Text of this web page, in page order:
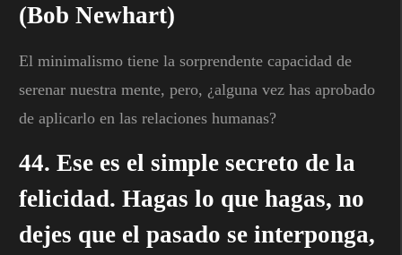
(Bob Newhart)
El minimalismo tiene la sorprendente capacidad de
serenar nuestra mente, pero, ¿alguna vez has aprobado
de aplicarlo en las relaciones humanas?
44. Ese es el simple secreto de la
felicidad. Hagas lo que hagas, no
dejes que el pasado se interponga,